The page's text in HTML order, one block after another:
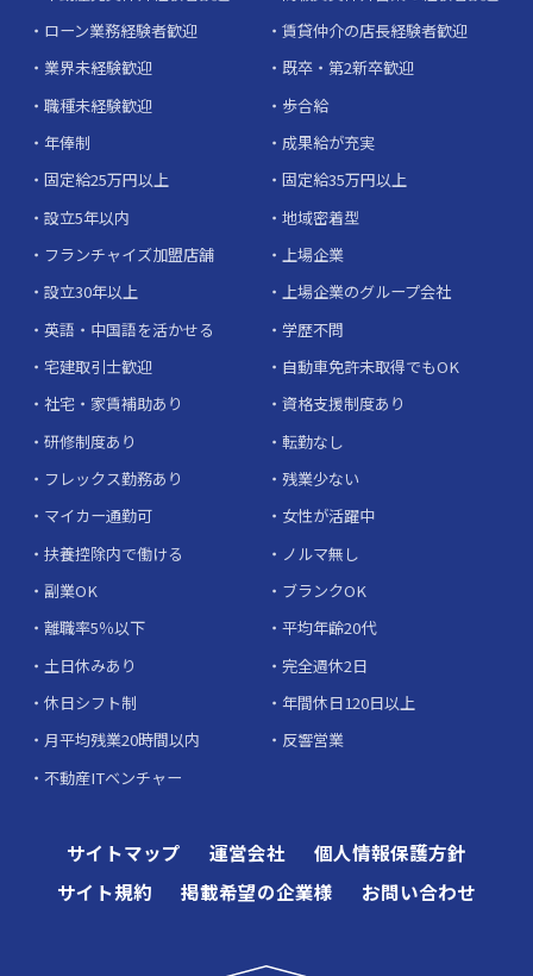
ローン業務経験者歓迎
賃貸仲介の店長経験者歓迎
業界未経験歓迎
既卒・第2新卒歓迎
職種未経験歓迎
歩合給
年俸制
成果給が充実
固定給25万円以上
固定給35万円以上
設立5年以内
地域密着型
フランチャイズ加盟店舗
上場企業
設立30年以上
上場企業のグループ会社
英語・中国語を活かせる
学歴不問
宅建取引士歓迎
自動車免許未取得でもOK
社宅・家賃補助あり
資格支援制度あり
研修制度あり
転勤なし
フレックス勤務あり
残業少ない
マイカー通勤可
女性が活躍中
扶養控除内で働ける
ノルマ無し
副業OK
ブランクOK
離職率5％以下
平均年齢20代
土日休みあり
完全週休2日
休日シフト制
年間休日120日以上
月平均残業20時間以内
反響営業
不動産ITベンチャー
サイトマップ 運営会社
個人情報保護方針
サイト規約
掲載希望の企業様 お問い合わせ